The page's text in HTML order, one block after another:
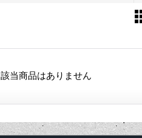
該当商品はありません